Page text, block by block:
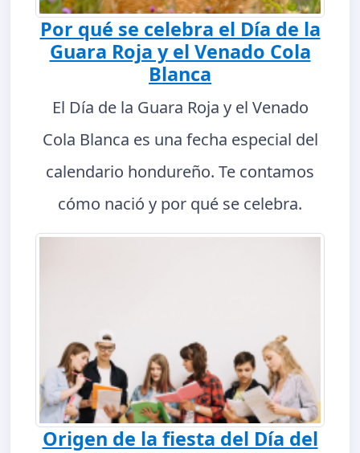
Por qué se celebra el Día de la
Guara Roja y el Venado Cola
Blanca
El Día de la Guara Roja y el Venado
Cola Blanca es una fecha especial del
calendario hondureño. Te contamos
cómo nació y por qué se celebra.
Origen de la fiesta del Día del